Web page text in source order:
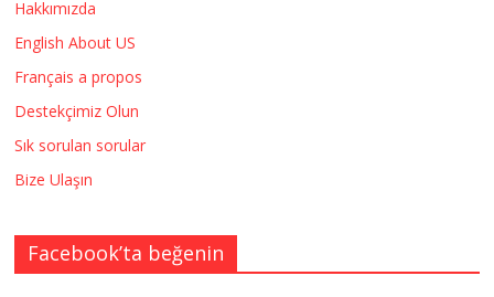
Hakkımızda
English About US
Français a propos
Destekçimiz Olun
Sık sorulan sorular
Bize Ulaşın
Facebook’ta beğenin